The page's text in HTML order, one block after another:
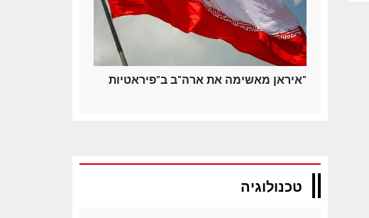
איראן מאשימה את ארה"ב ב"פיראטיות"
טכנולוגיה